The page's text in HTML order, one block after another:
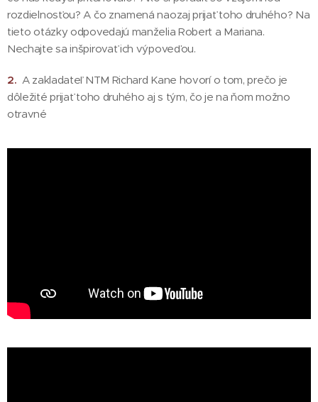
rozdielnosťou? A čo znamená naozaj prijať toho druhého? Na
tieto otázky odpovedajú manželia Robert a Mariana.
Nechajte sa inšpirovať ich výpoveďou.
2. A zakladateľ NTM Richard Kane hovorí o tom, prečo je
dôležité prijať toho druhého aj s tým, čo je na ňom možno
otravné 😊